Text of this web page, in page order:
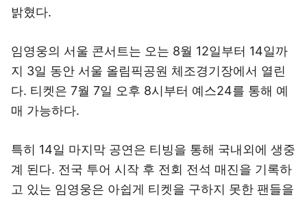
밝혔다.
임영웅의 서울 콘서트는 오는 8월 12일부터 14일까
지 3일 동안 서울 올림픽공원 체조경기장에서 열린
다. 티켓은 7월 7일 오후 8시부터 예스24를 통해 예
매 가능하다.
특히 14일 마지막 공연은 티빙을 통해 국내외에 생중
계 된다. 전국 투어 시작 후 전회 전석 매진을 기록하
고 있는 임영웅은 아쉽게 티켓을 구하지 못한 팬들을